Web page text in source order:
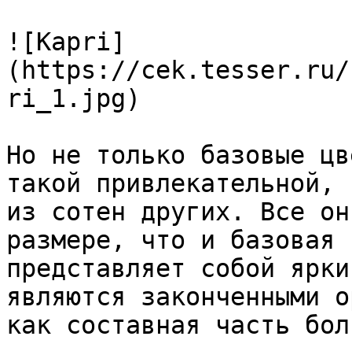
![Kapri]
(https://cek.tesser.ru/
ri_1.jpg)
Но не только базовые
такой
из сотен других. Все
размере, что и
представляет собой
являются законченными
как составная часть